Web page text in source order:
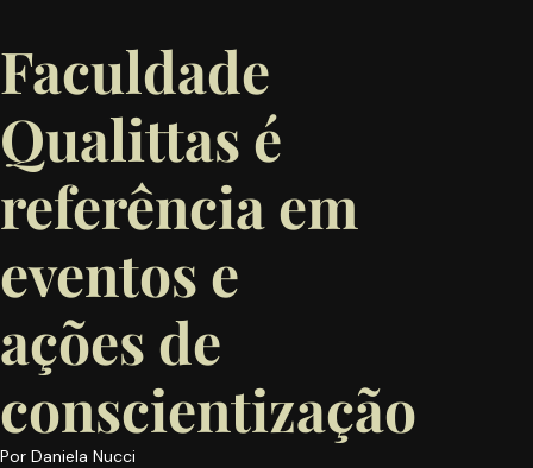
Faculdade
Qualittas é
referência em
eventos e
ações de
conscientização
Por Daniela Nucci